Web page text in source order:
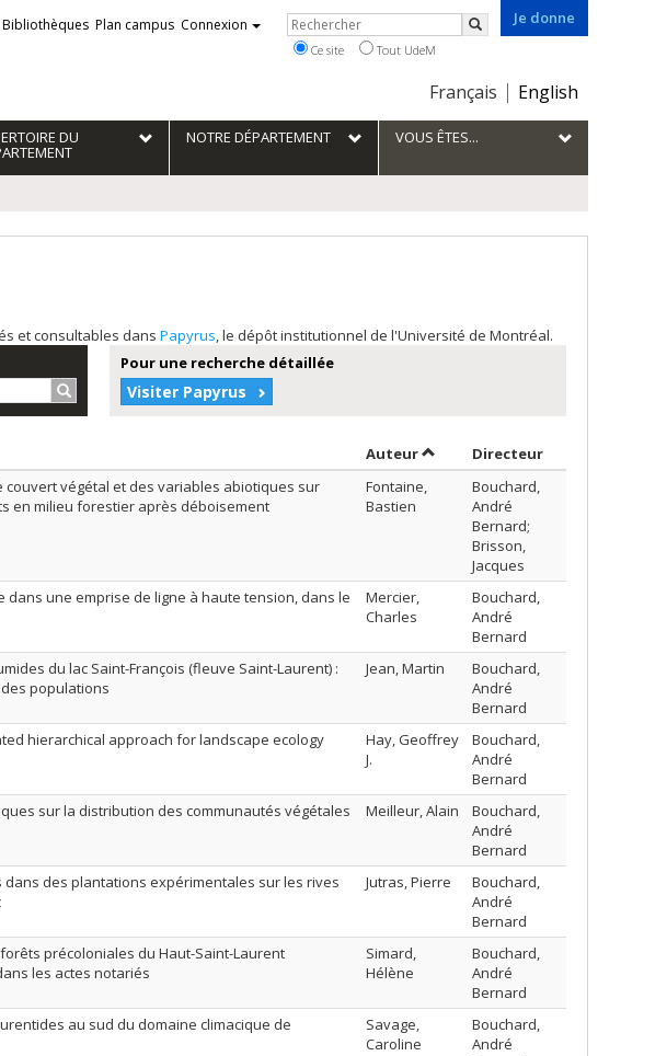
Je donne
Choix
la
langue
Français English
Bibliothèques Plan campus Connexion Rechercher
Rechercher
Ce site Tout UdeM
DU NOTRE DÉPARTEMENT VOUS ÊTES...
et consultables dans Papyrus, le dépôt institutionnel de l'Université de Montréal.
Rechercher…
Pour une recherche détaillée
Visiter Papyrus
AuteurTrier par auteur en ordre
Directeur
végétal et des variables abiotiques sur
en milieu forestier après déboisement
Fontaine,
Bastien
Bouchard,
André
Bernard;
Brisson,
Jacques
une emprise de ligne à haute tension, dans le
Mercier,
Charles
Bouchard,
André
Bernard
du lac Saint-François (fleuve Saint-Laurent) :
populations
Jean, Martin
Bouchard,
André
Bernard
hierarchical approach for landscape ecology
Hay, Geoffrey
J.
Bouchard,
André
Bernard
sur la distribution des communautés végétales
Meilleur, Alain
Bouchard,
André
Bernard
des plantations expérimentales sur les rives
Jutras, Pierre
Bouchard,
André
Bernard
précoloniales du Haut-Saint-Laurent
les actes notariés
Simard,
Hélène
Bouchard,
André
Bernard
au sud du domaine climacique de
Savage,
Caroline
Bouchard,
André